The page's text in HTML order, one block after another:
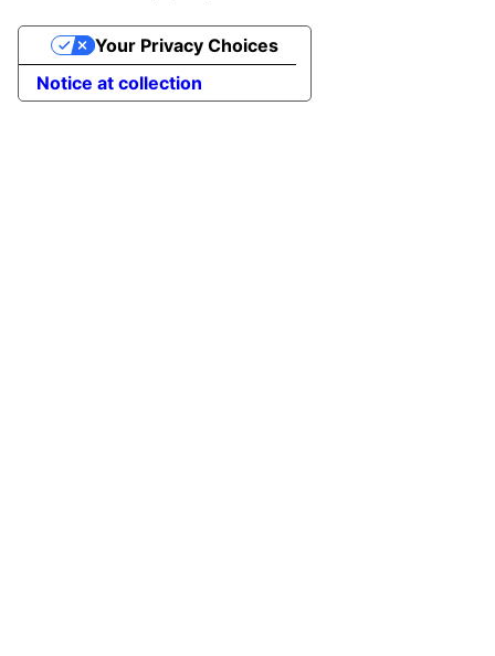
Notice at collection
Your Privacy Choices